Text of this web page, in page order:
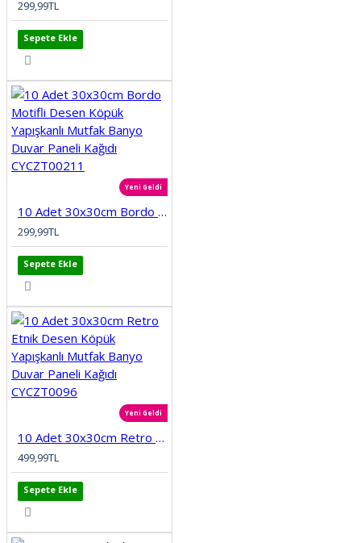
299,99TL
Sepete Ekle
Yeni Geldi
10 Adet 30x30cm Bordo Motifli Desen Köpük Yapışkanlı Mutfak Banyo Duvar Paneli Kağıdı CYCZT00211
299,99TL
Sepete Ekle
Yeni Geldi
10 Adet 30x30cm Retro Etnik Desen Köpük Yapışkanlı Mutfak Banyo Duvar Paneli Kağıdı CYCZT0096
499,99TL
Sepete Ekle